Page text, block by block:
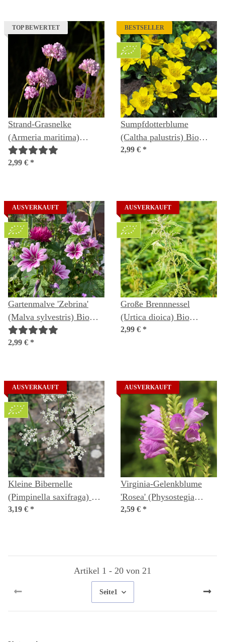
TOP BEWERTET
Strand-Grasnelke
(Armeria maritima)
Samen
2,99 € *
BESTSELLER
Sumpfdotterblume
(Caltha palustris) Bio
Saatgut
2,99 € *
AUSVERKAUFT
Gartenmalve 'Zebrina'
(Malva sylvestris) Bio
Saatgut
2,99 € *
AUSVERKAUFT
Große Brennnessel
(Urtica dioica) Bio
Saatgut
2,99 € *
AUSVERKAUFT
Kleine Bibernelle
(Pimpinella saxifraga) Bio
Saatgut
3,19 € *
AUSVERKAUFT
Virginia-Gelenkblume
'Rosea' (Physostegia
virginiana) Samen
2,59 € *
Artikel 1 - 20 von 21
Seite1